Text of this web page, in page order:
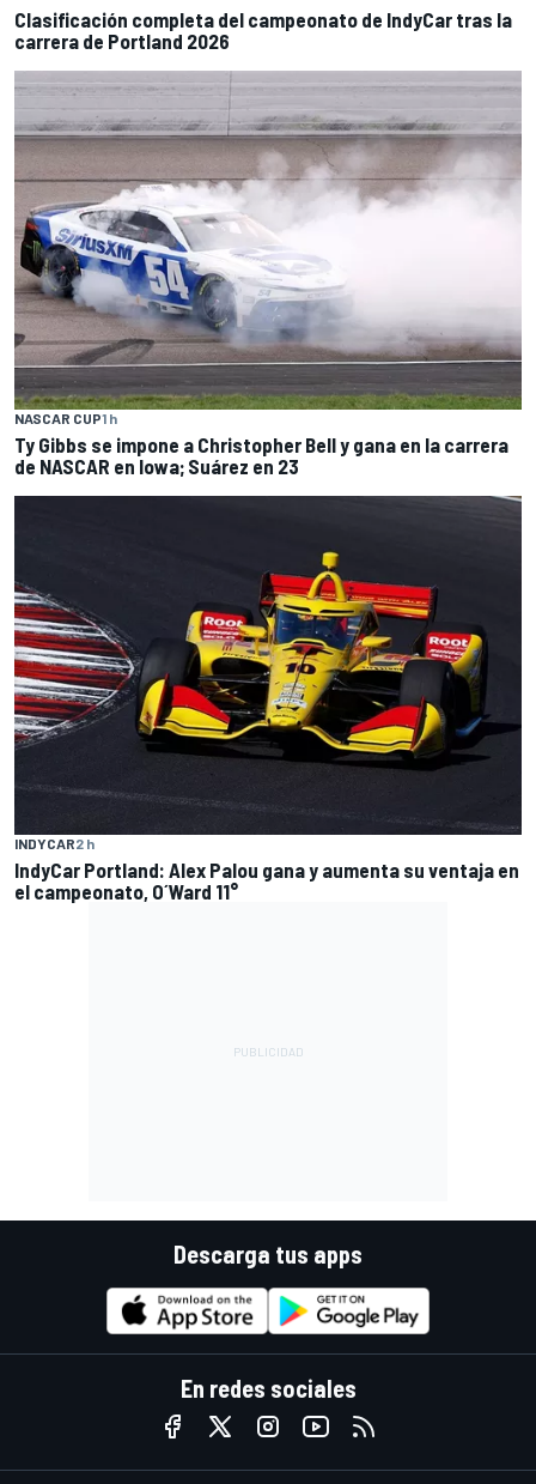
Clasificación completa del campeonato de IndyCar tras la
carrera de Portland 2026
NASCAR CUP1 h
Ty Gibbs se impone a Christopher Bell y gana en la carrera
de NASCAR en Iowa; Suárez en 23
INDYCAR2 h
IndyCar Portland: Alex Palou gana y aumenta su ventaja en
el campeonato, O´Ward 11°
Descarga tus apps
En redes sociales